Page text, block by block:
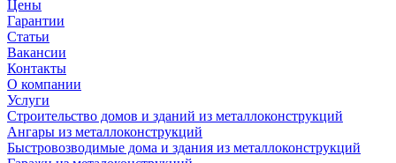
Цены
Гарантии
Статьи
Вакансии
Контакты
О компании
Услуги
Строительство домов и зданий из металлоконструкций
Ангары из металлоконструкций
Быстровозводимые дома и здания из металлоконструкций